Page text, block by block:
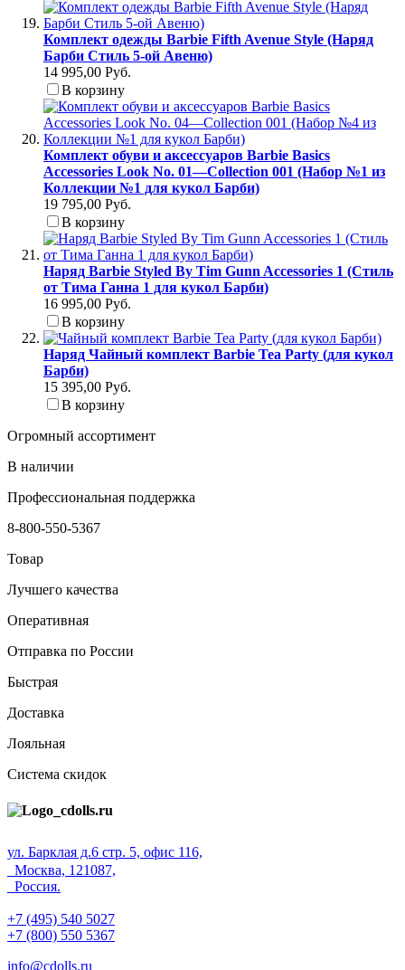
Комплект одежды Barbie Fifth Avenue Style (Наряд
Барби Стиль 5-ой Авеню)
14 995,00 Руб.
В корзину
Комплект обуви и аксессуаров Barbie Basics
Accessories Look No. 01—Collection 001 (Набор №1 из
Коллекции №1 для кукол Барби)
19 795,00 Руб.
В корзину
Наряд Barbie Styled By Tim Gunn Accessories 1 (Стиль
от Тима Ганна 1 для кукол Барби)
16 995,00 Руб.
В корзину
Наряд Чайный комплект Barbie Tea Party (для кукол
Барби)
15 395,00 Руб.
В корзину
Огромный ассортимент
В наличии
Профессиональная поддержка
8-800-550-5367
Товар
Лучшего качества
Оперативная
Отправка по России
Быстрая
Доставка
Лояльная
Система скидок
ул. Барклая д.6 стр. 5, офис 116,
Москва, 121087,
Россия.
+7 (495) 540 5027
+7 (800) 550 5367
info@cdolls.ru